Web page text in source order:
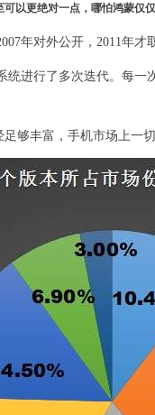
以更绝对一点，哪怕鸿蒙仅
年对外公开，2011年
统进行了多次迭代。每
够丰富，手机市场上一